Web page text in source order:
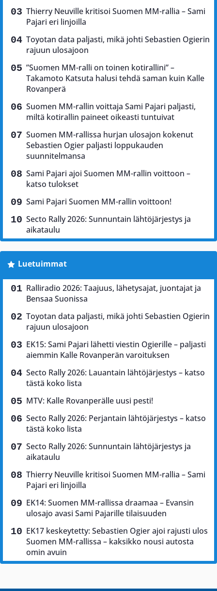
Thierry Neuville kritisoi Suomen MM-rallia – Sami
Pajari eri linjoilla
Toyotan data paljasti, mikä johti Sebastien Ogierin
rajuun ulosajoon
”Suomen MM-ralli on toinen kotirallini” –
Takamoto Katsuta halusi tehdä saman kuin Kalle
Rovanperä
Suomen MM-rallin voittaja Sami Pajari paljasti,
miltä kotirallin paineet oikeasti tuntuivat
Suomen MM-rallissa hurjan ulosajon kokenut
Sebastien Ogier paljasti loppukauden
suunnitelmansa
Sami Pajari ajoi Suomen MM-rallin voittoon –
katso tulokset
Sami Pajari Suomen MM-rallin voittoon!
Secto Rally 2026: Sunnuntain lähtöjärjestys ja
aikataulu
Luetuimmat
Ralliradio 2026: Taajuus, lähetysajat, juontajat ja
Bensaa Suonissa
Toyotan data paljasti, mikä johti Sebastien Ogierin
rajuun ulosajoon
EK15: Sami Pajari lähetti viestin Ogierille – paljasti
aiemmin Kalle Rovanperän varoituksen
Secto Rally 2026: Lauantain lähtöjärjestys – katso
tästä koko lista
MTV: Kalle Rovanperälle uusi pesti!
Secto Rally 2026: Perjantain lähtöjärjestys – katso
tästä koko lista
Secto Rally 2026: Sunnuntain lähtöjärjestys ja
aikataulu
Thierry Neuville kritisoi Suomen MM-rallia – Sami
Pajari eri linjoilla
EK14: Suomen MM-rallissa draamaa – Evansin
ulosajo avasi Sami Pajarille tilaisuuden
EK17 keskeytetty: Sebastien Ogier ajoi rajusti ulos
Suomen MM-rallissa – kaksikko nousi autosta
omin avuin